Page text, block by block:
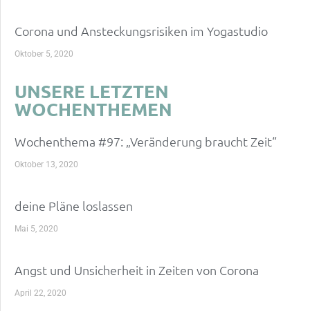
Corona und Ansteckungsrisiken im Yogastudio
Oktober 5, 2020
UNSERE LETZTEN
WOCHENTHEMEN
Wochenthema #97: „Veränderung braucht Zeit“
Oktober 13, 2020
deine Pläne loslassen
Mai 5, 2020
Angst und Unsicherheit in Zeiten von Corona
April 22, 2020